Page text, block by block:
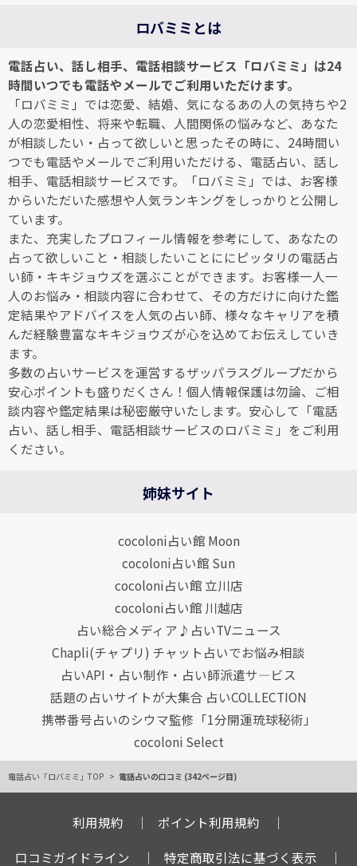
ロバミミとは
電話占い、話し相手、電話相談サービス「ロバミミ」は24
時間いつでも電話やメールでご利用いただけます。
「ロバミミ」では恋愛、結婚、気になるあの人の気持ちや2
人の恋愛相性、将来や転職、人間関係の悩みなど、あなた
が相談したい・占って欲しいと思ったその時に、24時間い
つでも電話やメールでご利用いただける、電話占い、話し
相手、電話相談サービスです。「ロバミミ」では、お客様
からいただいた感想や人気ランキングをしっかりと公開し
ています。
また、充実したプロフィール情報を参考にして、あなたの
占って欲しいこと・相談したいことににピッタリの電話占
い師・キキジョウズを選ぶことができます。お客様一人一
人のお悩み・相談内容に合わせて、その方だけに向けた鑑
定結果やアドバイスを人気の占い師、様々なキャリアを積
んだ経験豊富なキキジョウズが心を込めてお伝えしていき
ます。
多数の占いサービスを運営するザッパラスグループだから
安心ポイントも盛りだくさん！個人情報保護は勿論、ご相
談内容や鑑定結果は秘密厳守いたします。安心して「電話
占い、話し相手、電話相談サービスのロバミミ」をご利用
ください。
姉妹サイト
cocoloni占い館 Moon
cocoloni占い館 Sun
cocoloni占い館 立川店
cocoloni占い館 川越店
占い総合メディア♪占いTVニュース
Chapli(チャプリ) チャット占いでお悩み相談
占いAPI・占い制作・占い師派遣サ―ビス
話題の占いサイトが大集合 占いCOLLECTION
携帯番号占いのシウマ監修「1分開運琉球秘術」
cocoloni Select
電話占い「ロバミミ」TOP 電話占いの口コミ (342ページ目)
利用規約
ポイント利用規約
口コミガイドライン
特定商取引法に基づく表示